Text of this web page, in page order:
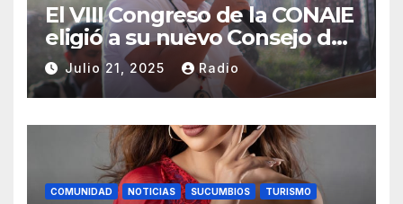
El VIII Congreso de la CONAIE
eligió a su nuevo Consejo de
Gobierno de la CONAIE 2025–
2028.
Julio 21, 2025 Radio
COMUNIDAD NOTICIAS SUCUMBIOS TURISMO